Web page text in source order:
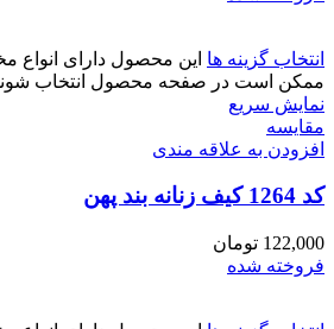
انتخاب گزینه ها این محصول دارای انواع
ممکن است در صفحه محصول انتخاب
نمایش سریع
مقايسه
افزودن به علاقه مندی
کد 1264 کیف زنانه بند پهن
122,000 تومان
فروخته شده